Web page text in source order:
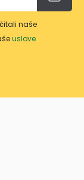
naše
uslove